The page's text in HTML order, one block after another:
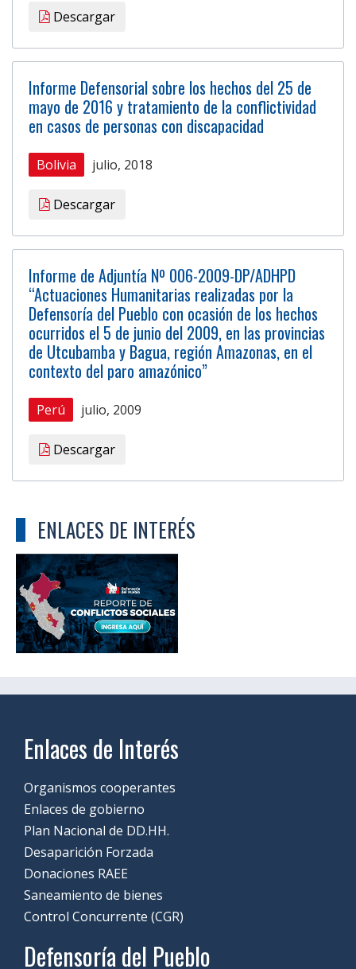
Descargar
Informe Defensorial sobre los hechos del 25 de
mayo de 2016 y tratamiento de la conflictividad
en casos de personas con discapacidad
Bolivia julio, 2018
Descargar
Informe de Adjuntía Nº 006-2009-DP/ADHPD
“Actuaciones Humanitarias realizadas por la
Defensoría del Pueblo con ocasión de los hechos
ocurridos el 5 de junio del 2009, en las provincias
de Utcubamba y Bagua, región Amazonas, en el
contexto del paro amazónico”
Perú julio, 2009
Descargar
ENLACES DE INTERÉS
Enlaces de Interés
Organismos cooperantes
Enlaces de gobierno
Plan Nacional de DD.HH.
Desaparición Forzada
Donaciones RAEE
Saneamiento de bienes
Control Concurrente (CGR)
Defensoría del Pueblo